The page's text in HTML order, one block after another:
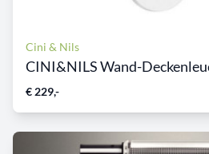
Cini & Nils
CINI&NILS Wand-
€ 229,-